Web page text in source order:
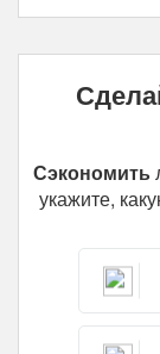
Сэкономить
укажите,